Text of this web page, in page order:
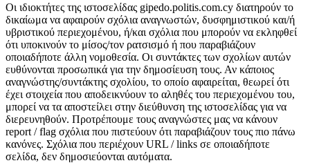
Οι ιδιοκτήτες της ιστοσελίδας gipedo.politis.com.cy διατηρούν το
δικαίωμα να αφαιρούν σχόλια αναγνωστών, δυσφημιστικού και/ή
υβριστικού περιεχομένου, ή/και σχόλια που μπορούν να εκληφθεί
ότι υποκινούν το μίσος/τον ρατσισμό ή που παραβιάζουν
οποιαδήποτε άλλη νομοθεσία. Οι συντάκτες των σχολίων αυτών
ευθύνονται προσωπικά για την δημοσίευση τους. Αν κάποιος
αναγνώστης/συντάκτης σχολίου, το οποίο αφαιρείται, θεωρεί ότι
έχει στοιχεία που αποδεικνύουν το αληθές του περιεχομένου του,
μπορεί να τα αποστείλει στην διεύθυνση της ιστοσελίδας για να
διερευνηθούν. Προτρέπουμε τους αναγνώστες μας να κάνουν
report / flag σχόλια που πιστεύουν ότι παραβιάζουν τους πιο πάνω
κανόνες. Σχόλια που περιέχουν URL / links σε οποιαδήποτε
σελίδα, δεν δημοσιεύονται αυτόματα.